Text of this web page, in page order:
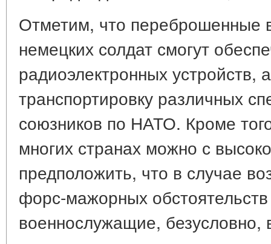
Отметим, что переброшенные
немецких солдат смогут
радиоэлектронных устройств,
транспортировку различных
союзников по НАТО. Кроме
многих странах можно с
предположить, что в случае
форс-мажорных
военнослужащие, безусловно,